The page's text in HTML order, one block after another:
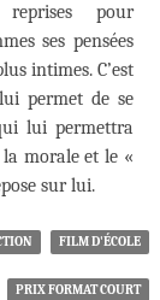
pour
ses pensées
intimes. C’est
permet de se
lui permettra
morale et le «
sur lui.
FILM D'ÉCOLE
PRIX FORMAT COURT